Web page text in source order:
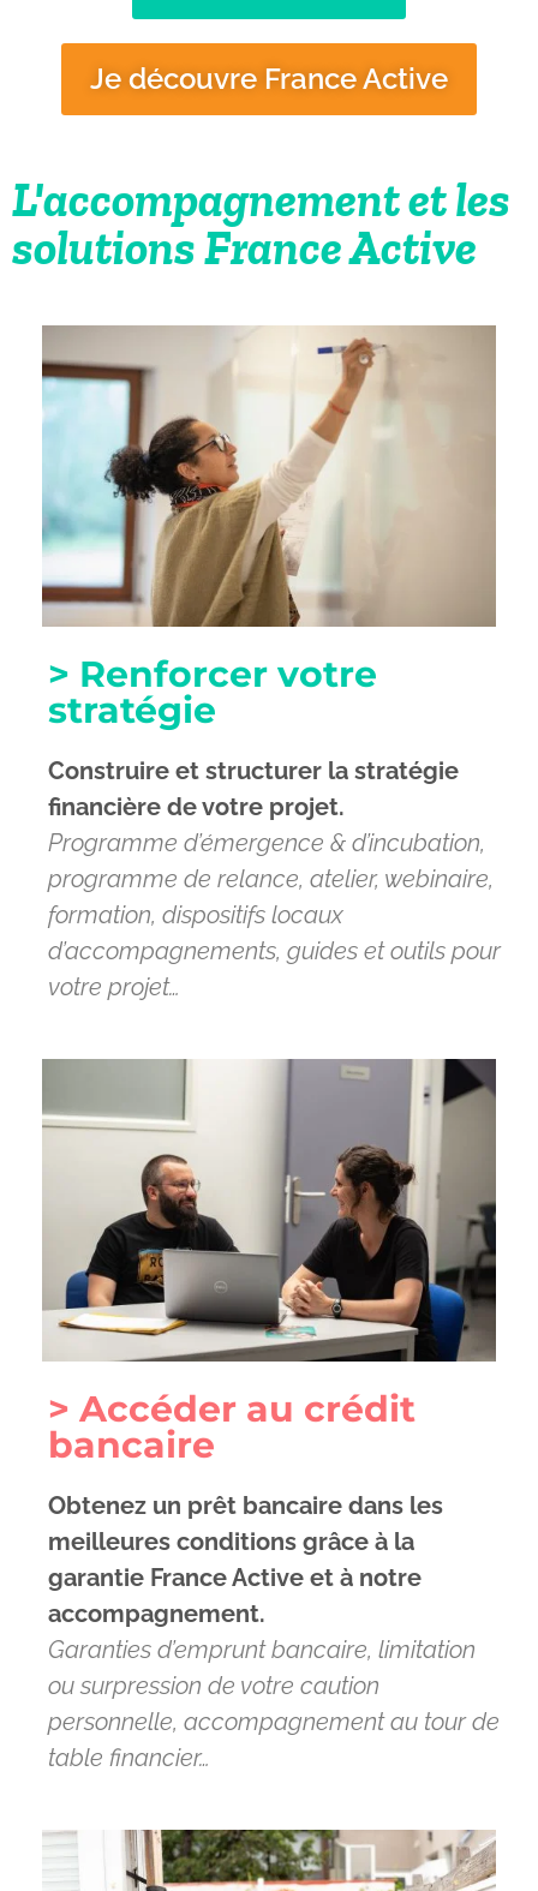
Je découvre France Active
L'accompagnement et les
solutions France Active
> Renforcer votre
stratégie
Construire et structurer la stratégie
financière de votre projet.
Programme d’émergence & d’incubation,
programme de relance, atelier, webinaire,
formation, dispositifs locaux
d’accompagnements, guides et outils pour
votre projet…
> Accéder au crédit
bancaire
Obtenez un prêt bancaire dans les
meilleures conditions grâce à la
garantie France Active et à notre
accompagnement.
Garanties d’emprunt bancaire, limitation
ou surpression de votre caution
personnelle, accompagnement au tour de
table financier…